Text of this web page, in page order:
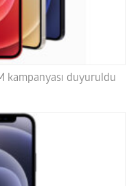
kampanyası duyuruldu